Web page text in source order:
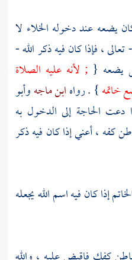
يضعه عند دخوله الخلاء لا
، فإذا كان فيه ذكر الله -
يضعه { ; لأنه عليه الصلاة
خاتمه} . رواهابن ماجهوأبو
الحاجة إلى الدخول به
، أعني إذا كان فيه ذكر
إذا كان فيه اسم الله يجعله